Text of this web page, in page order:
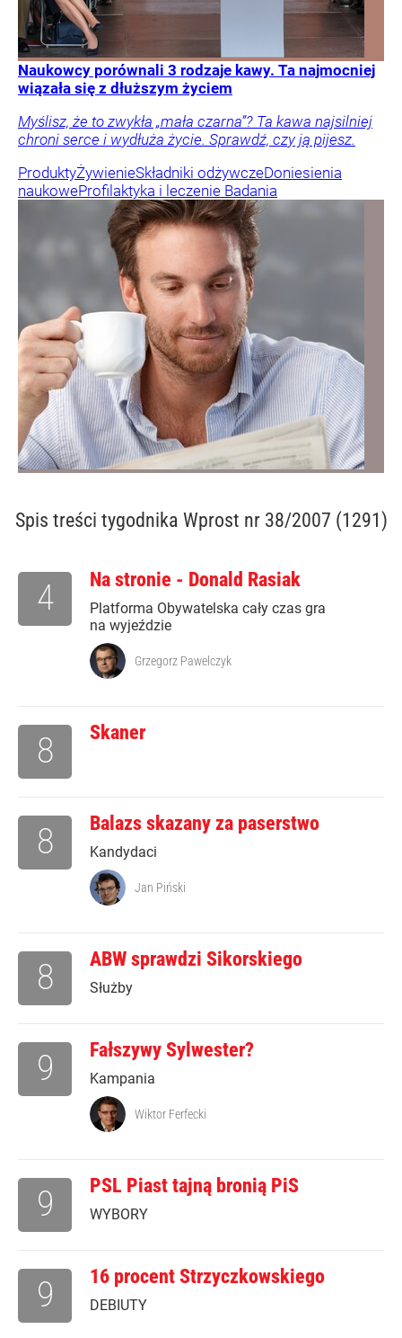
Naukowcy porównali 3 rodzaje kawy. Ta najmocniej
wiązała się z dłuższym życiem
Myślisz, że to zwykła „mała czarna”? Ta kawa najsilniej
chroni serce i wydłuża życie. Sprawdź, czy ją pijesz.
ProduktyŻywienieSkładniki odżywczeDoniesienia
naukoweProfilaktyka i leczenie Badania
Spis treści tygodnika Wprost nr 38/2007 (1291)
Na stronie - Donald Rasiak
Platforma Obywatelska cały czas gra
na wyjeździe
4
Grzegorz Pawelczyk
Skaner
8
Balazs skazany za paserstwo
Kandydaci
8
Jan Piński
ABW sprawdzi Sikorskiego
Służby
8
Fałszywy Sylwester?
Kampania
9
Wiktor Ferfecki
PSL Piast tajną bronią PiS
WYBORY
9
16 procent Strzyczkowskiego
DEBIUTY
9